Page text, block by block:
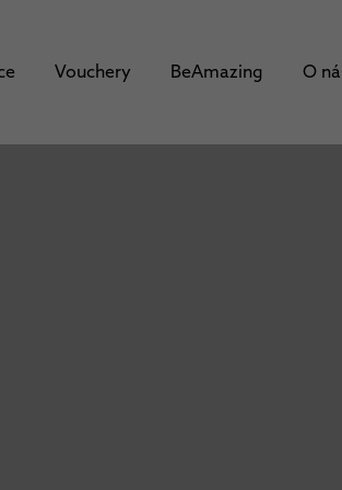
Vouchery BeAmazing O